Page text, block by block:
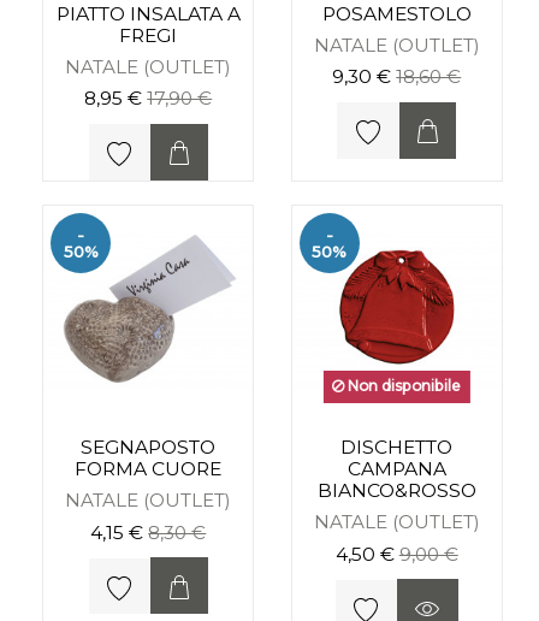
PIATTO INSALATA A
FREGI
NATALE (OUTLET)
8,95 €17,90 €
POSAMESTOLO
NATALE (OUTLET)
9,30 €18,60 €
-
50%
SEGNAPOSTO
FORMA CUORE
NATALE (OUTLET)
4,15 €8,30 €
-
50%
Non disponibile
DISCHETTO
CAMPANA
BIANCO&ROSSO
NATALE (OUTLET)
4,50 €9,00 €